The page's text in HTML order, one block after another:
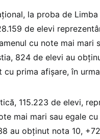
la proba de
de elevi
cu note mai mari
824 de elevi au
cu prima afișare, în
115.223 de elevi,
mai mari sau egale
au obținut nota 10,